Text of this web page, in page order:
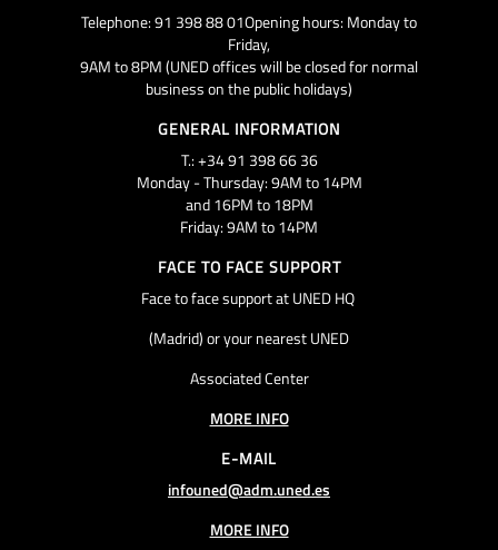
Telephone: 91 398 88 01Opening hours: Monday to
Friday,
9AM to 8PM (UNED offices will be closed for normal
business on the public holidays)
GENERAL INFORMATION
T.: +34 91 398 66 36
Monday - Thursday: 9AM to 14PM
and 16PM to 18PM
Friday: 9AM to 14PM
FACE TO FACE SUPPORT
Face to face support at UNED HQ
(Madrid) or your nearest UNED
Associated Center
MORE INFO
E-MAIL
infouned@adm.uned.es
MORE INFO